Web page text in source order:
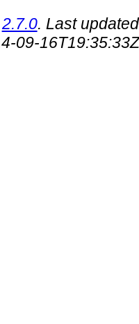
2.7.0. Last
09-16T19:35:33Z